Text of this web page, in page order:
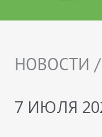
НОВОСТИ
7 ИЮЛЯ